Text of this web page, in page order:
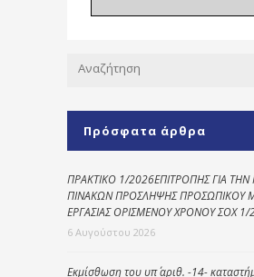
Πρόσφατα άρθρα
ΠΡΑΚΤΙΚΟ 1/2026ΕΠΙΤΡΟΠΗΣ ΓΙΑ ΤΗΝ
ΠΙΝΑΚΩΝ ΠΡΟΣΛΗΨΗΣ ΠΡΟΣΩΠΙΚΟΥ
ΕΡΓΑΣΙΑΣ ΟΡΙΣΜΕΝΟΥ ΧΡΟΝΟΥ ΣΟΧ 1/
6 Αυγούστου 2026
Εκμίσθωση του υπ΄ αριθ. -14-